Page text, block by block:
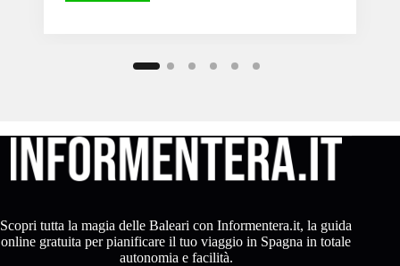
Scopri tutta la magia delle Baleari con Informentera.it, la guida
online gratuita per pianificare il tuo viaggio in Spagna in totale
autonomia e facilità.